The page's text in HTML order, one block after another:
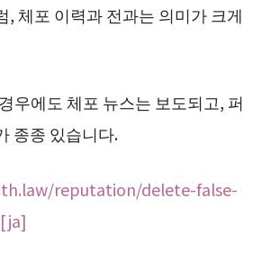
, 체포 이력과 전과는 의미가 크게
우에도 체포 뉴스는 보도되고, 퍼
종종 있습니다.
reputation/delete-false-